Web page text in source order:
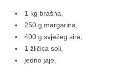
1 kg brašna,
250 g margarina,
400 g svježeg sira,
1 žličica soli,
jedno jaje,